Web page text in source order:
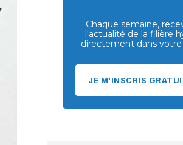
Chaque semaine,
l'actualité de la filière
directement dans
JE M'INSCRIS